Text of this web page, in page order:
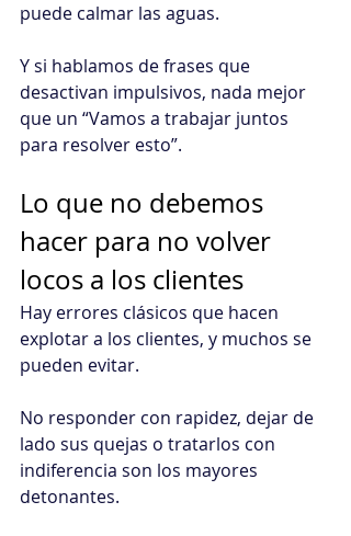
puede calmar las aguas.
Y si hablamos de frases que
desactivan impulsivos, nada mejor
que un “Vamos a trabajar juntos
para resolver esto”.
Lo que no debemos
hacer para no volver
locos a los clientes
Hay errores clásicos que hacen
explotar a los clientes, y muchos se
pueden evitar.
No responder con rapidez, dejar de
lado sus quejas o tratarlos con
indiferencia son los mayores
detonantes.